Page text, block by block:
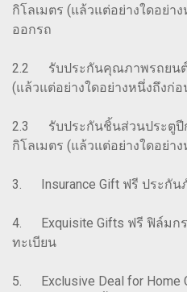
กิโลเมตร (แล้วแต่อย่างใดอย่า
ออกรถ
2.2 รับประกันคุณภาพรถยนต์
(แล้วแต่อย่างใดอย่างหนึ่งถึงก่อ
2.3 รับประกันชิ้นส่วนประตูปีก
กิโลเมตร (แล้วแต่อย่างใดอย่า
3. Insurance Gift ฟรี ประกัน
4. Exquisite Gifts ฟรี ฟิล์มกร
ทะเบียน
5. Exclusive Deal for Home